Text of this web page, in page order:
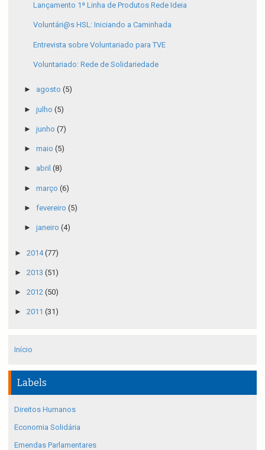
Lançamento 1ª Linha de Produtos Rede Ideia
Voluntári@s HSL: Iniciando a Caminhada
Entrevista sobre Voluntariado para TVE
Voluntariado: Rede de Solidariedade
► agosto (5)
► julho (5)
► junho (7)
► maio (5)
► abril (8)
► março (6)
► fevereiro (5)
► janeiro (4)
► 2014(77)
► 2013 (51)
► 2012 (50)
► 2011 (31)
Início
Labels
Direitos Humanos
Economia Solidária
Emendas Parlamentares